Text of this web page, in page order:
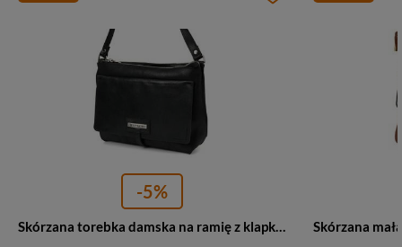
-5%
Skórzana torebka damska na ramię z klapką czarna N14